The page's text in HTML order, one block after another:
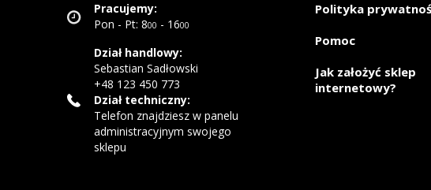
Pracujemy:
Pon - Pt: 800 - 1600
Dział handlowy:
Sebastian Sadłowski
+48 123 450 773
Dział techniczny:
Telefon znajdziesz w panelu
administracyjnym swojego
sklepu
Polityka
Pomoc
Jak założyć sklep
internetowy?